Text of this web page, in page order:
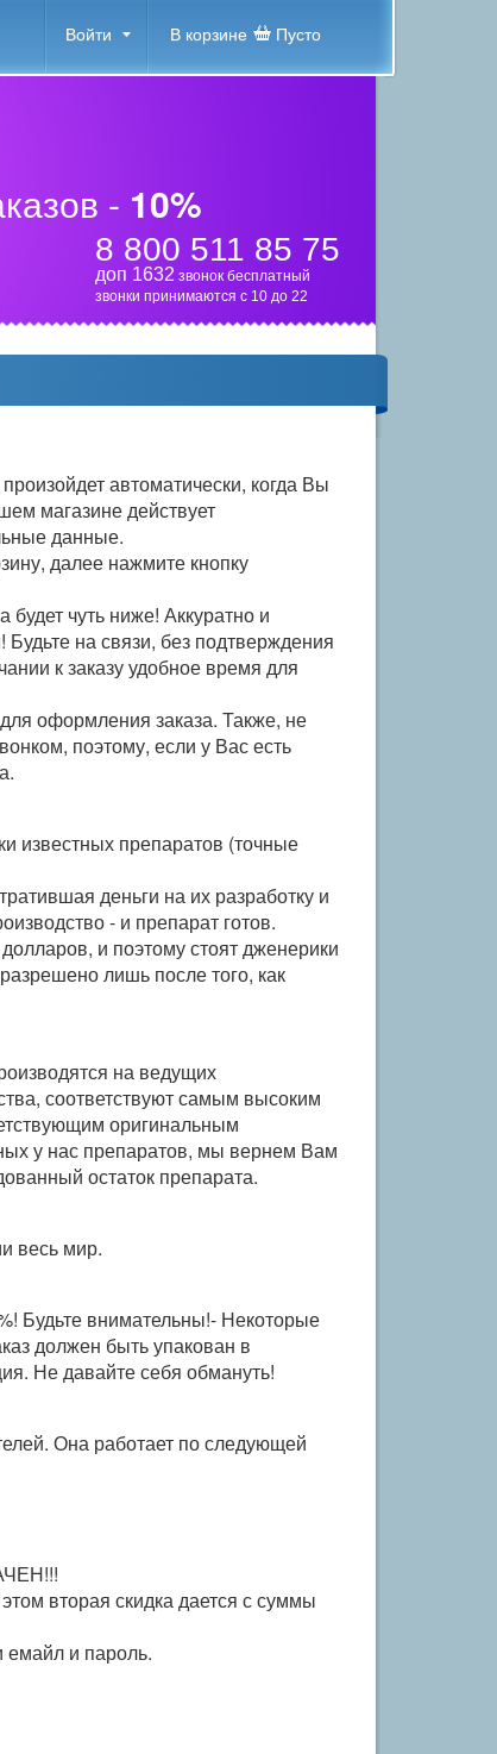
В корзине Пусто
Войти
- 10%
8 800 511 85 75
доп 1632 звонок бесплатный
звонки принимаются с 10 до 22
автоматически, когда Вы
магазине действует
данные.
далее нажмите кнопку
чуть ниже! Аккуратно и
на связи, без подтверждения
к заказу удобное время для
оформления заказа. Также, не
поэтому, если у Вас есть
известных препаратов (точные
деньги на их разработку и
- и препарат готов.
и поэтому стоят дженерики
лишь после того, как
на ведущих
соответствуют самым высоким
оригинальным
у нас препаратов, мы вернем Вам
остаток препарата.
весь мир.
Будьте внимательны!- Некоторые
должен быть упакован в
Не давайте себя обмануть!
Она работает по следующей
вторая скидка дается с суммы
емайл и пароль.